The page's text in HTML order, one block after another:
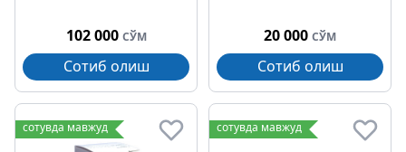
102 000 СЎМ
Сотиб олиш
20 000 СЎМ
Сотиб олиш
сотувда мавжуд сотувда мавжуд